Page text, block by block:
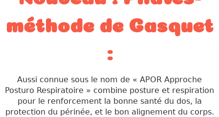
méthode de Gasquet
:
Aussi connue sous le nom de « APOR Approche
Posturo Respiratoire » combine posture et respiration
pour le renforcement la bonne santé du dos, la
protection du périnée, et le bon alignement du corps.